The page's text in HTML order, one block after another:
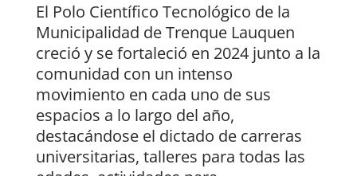
El Polo Científico Tecnológico de la
Municipalidad de Trenque Lauquen
creció y se fortaleció en 2024 junto a la
comunidad con un intenso
movimiento en cada uno de sus
espacios a lo largo del año,
destacándose el dictado de carreras
universitarias, talleres para todas las